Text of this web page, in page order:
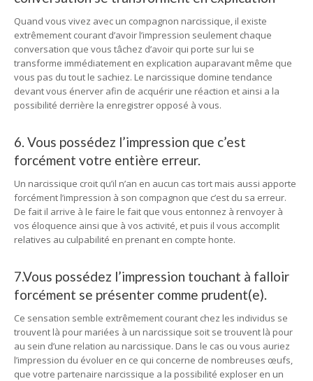
Quand vous vivez avec un compagnon narcissique, il existe
extrêmement courant d’avoir l’impression seulement chaque
conversation que vous tâchez d’avoir qui porte sur lui se
transforme immédiatement en explication auparavant même que
vous pas du tout le sachiez. Le narcissique domine tendance
devant vous énerver afin de acquérir une réaction et ainsi a la
possibilité derrière la enregistrer opposé à vous.
6. Vous possédez l’impression que c’est
forcément votre entière erreur.
Un narcissique croit qu’il n’an en aucun cas tort mais aussi apporte
forcément l’impression à son compagnon que c’est du sa erreur.
De fait il arrive à le faire le fait que vous entonnez à renvoyer à
vos éloquence ainsi que à vos activité, et puis il vous accomplit
relatives au culpabilité en prenant en compte honte.
7.Vous possédez l’impression touchant à falloir
forcément se présenter comme prudent(e).
Ce sensation semble extrêmement courant chez les individus se
trouvent là pour mariées à un narcissique soit se trouvent là pour
au sein d’une relation au narcissique. Dans le cas ou vous auriez
l’impression du évoluer en ce qui concerne de nombreuses œufs,
que votre partenaire narcissique a la possibilité exploser en un